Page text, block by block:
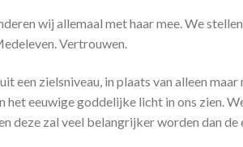
wij allemaal met haar mee. We
Vertrouwen.
een zielsniveau, in plaats van alleen
het eeuwige goddelijke licht in ons zien.
deze zal veel belangrijker worden dan